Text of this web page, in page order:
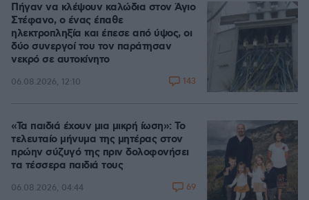
Πήγαν να κλέψουν καλώδια στον Άγιο
Στέφανο, ο ένας έπαθε
ηλεκτροπληξία και έπεσε από ύψος, οι
δύο συνεργοί του τον παράτησαν
νεκρό σε αυτοκίνητο
06.08.2026, 12:10 143
«Τα παιδιά έχουν μια μικρή ίωση»: Το
τελευταίο μήνυμα της μητέρας στον
πρώην σύζυγό της πριν δολοφονήσει
τα τέσσερα παιδιά τους
06.08.2026, 04:44 69